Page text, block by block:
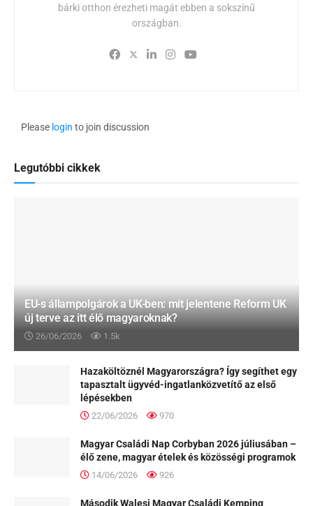
bárki otthon érezheti magát ebben a sokszínű
országban.
Please login to join discussion
Legutóbbi cikkek
EU-s állampolgárok a UK-ben: mit jelentene Reform UK
új terve az itt élő magyaroknak?
26/06/2026 1.5k
Hazaköltöznél Magyarországra? Így segíthet egy
tapasztalt ügyvéd-ingatlanközvetítő az első
lépésekben
22/06/2026 970
Magyar Családi Nap Corbyban 2026 júliusában –
élő zene, magyar ételek és közösségi programok
14/06/2026 926
Második Walesi Magyar Családi Kemping